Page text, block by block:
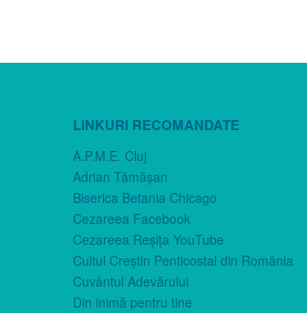
LINKURI RECOMANDATE
A.P.M.E. Cluj
Adrian Tămăşan
Biserica Betania Chicago
Cezareea Facebook
Cezareea Reşiţa YouTube
Cultul Creştin Penticostal din România
Cuvântul Adevărului
Din inimă pentru tine